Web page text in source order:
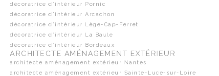
décoratrice d’intérieur Pornic
décoratrice d’intérieur Arcachon
décoratrice d’intérieur Lège-Cap-Ferret
décoratrice d’intérieur La Baule
décoratrice d’intérieur Bordeaux
ARCHITECTE AMÉNAGEMENT EXTÉRIEUR
architecte aménagement extérieur Nantes
architecte aménagement extérieur Sainte-Luce-sur-Loire